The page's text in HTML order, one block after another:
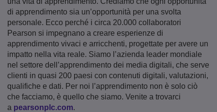
di apprendimento sia un’opportunità per una svolta
personale. Ecco perché i circa 20.000 collaboratori
Pearson si impegnano a creare esperienze di
apprendimento vivaci e arricchenti, progettate per avere un
impatto nella vita reale. Siamo l’azienda leader mondiale
nel settore dell’apprendimento dei media digitali, che serve
clienti in quasi 200 paesi con contenuti digitali, valutazioni,
qualifiche e dati. Per noi l’apprendimento non è solo ciò
che facciamo, è quello che siamo. Venite a trovarci
a pearsonplc.com.